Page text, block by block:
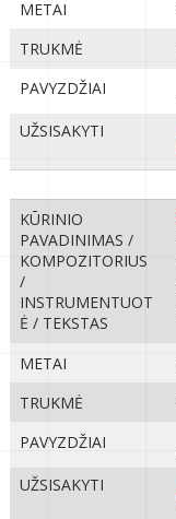
METAI
TRUKMĖ
PAVYZDŽIAI
UŽSISAKYTI
KŪRINIO
PAVADINIMAS /
KOMPOZITORIUS
/
INSTRUMENTUOT
Ė / TEKSTAS
METAI
TRUKMĖ
PAVYZDŽIAI
UŽSISAKYTI